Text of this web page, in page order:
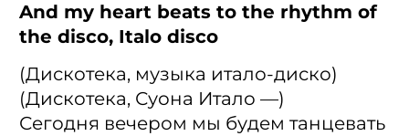
And my heart beats to the rhythm of
the disco, Italo disco
(Дискотека, музыка итало-диско)
(Дискотека, Суона Итало —)
Сегодня вечером мы будем танцевать